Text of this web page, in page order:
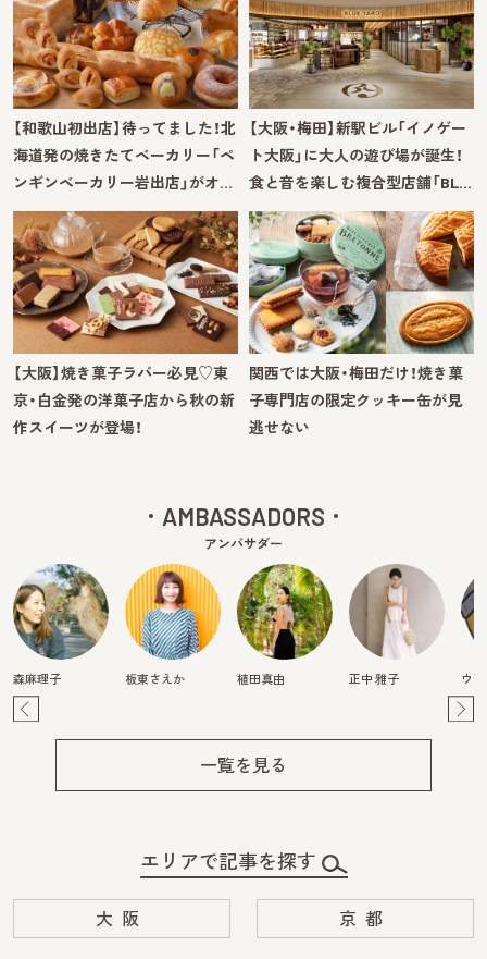
【和歌山初出店】待ってました！北
海道発の焼きたてベーカリー「ペ
ンギンベーカリー岩出店」がオ…
【大阪・梅田】新駅ビル「イノゲー
ト大阪」に大人の遊び場が誕生！
食と音を楽しむ複合型店舗「BL…
【大阪】焼き菓子ラバー必見♡東
京・白金発の洋菓子店から秋の新
作スイーツが登場！
関西では大阪・梅田だけ！焼き菓
子専門店の限定クッキー缶が見
逃せない
AMBASSADORS
アンバサダー
森麻理子 板東さえか 植田真由 正中 雅子 ウ
一覧を見る
エリアで記事を探す
大阪 京都